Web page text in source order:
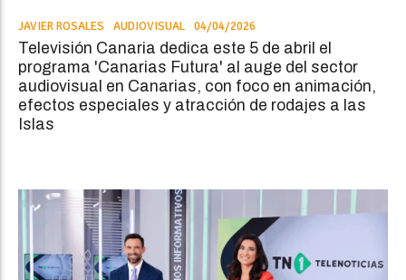
JAVIER ROSALES AUDIOVISUAL 04/04/2026
Televisión Canaria dedica este 5 de abril el
programa 'Canarias Futura' al auge del sector
audiovisual en Canarias, con foco en animación,
efectos especiales y atracción de rodajes a las
Islas